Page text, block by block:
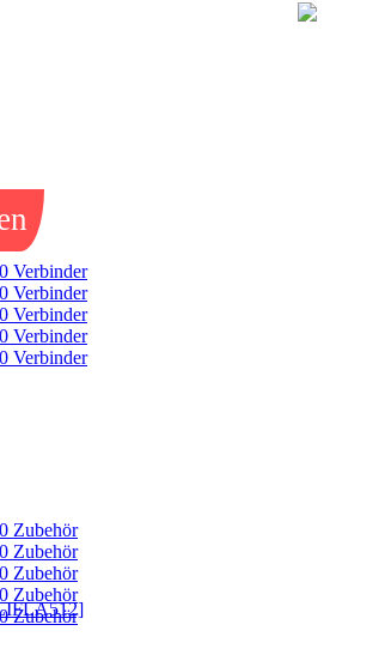
Verbinder
Verbinder
Verbinder
Verbinder
Verbinder
Zubehör
Zubehör
Zubehör
Zubehör
Zubehör